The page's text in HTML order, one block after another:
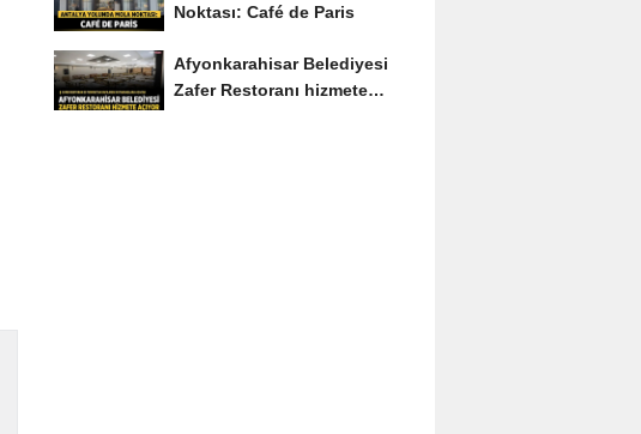
Noktası: Café de Paris
Afyonkarahisar Belediyesi
Zafer Restoranı hizmete